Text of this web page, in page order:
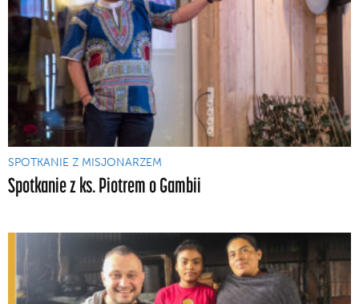
SPOTKANIE Z MISJONARZEM
Spotkanie z ks. Piotrem o Gambii